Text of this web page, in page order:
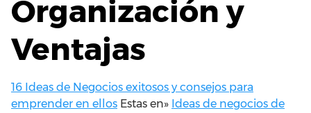
Organización y
Ventajas
16 Ideas de Negocios exitosos y consejos para
emprender en ellos Estas en» Ideas de negocios de